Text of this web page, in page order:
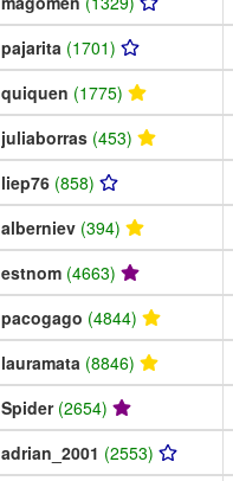
pajarita (1701)
quiquen (1775)
juliaborras (453)
liep76 (858)
alberniev (394)
estnom (4663)
pacogago (4844)
lauramata (8846)
Spider (2654)
adrian_2001 (2553)